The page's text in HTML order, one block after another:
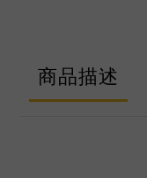
商品描述